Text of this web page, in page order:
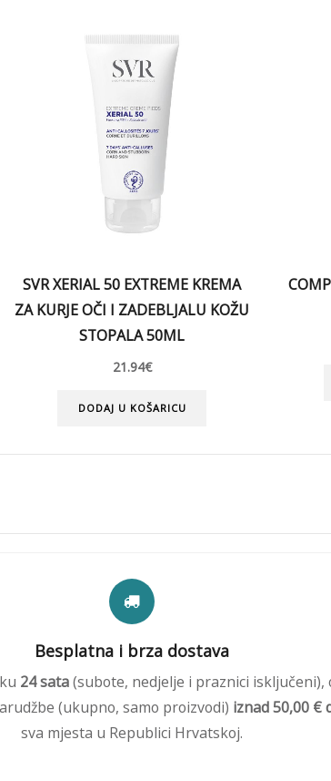
SVR XERIAL 50 EXTREME KREMA
ZA KURJE OČI I ZADEBLJALU KOŽU
STOPALA 50ML
21.94€
DODAJ U KOŠARICU
Besplatna i brza dostava
24 sata(subote, nedjelje i praznici
(ukupno, samo proizvodi) iznad 50,00 €
sva mjesta u Republici Hrvatskoj.